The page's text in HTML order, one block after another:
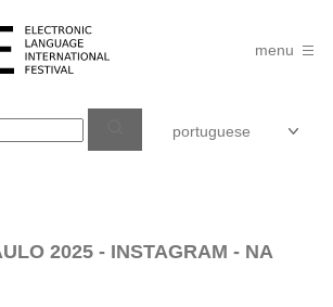
menu
2025 - INSTAGRAM - NA